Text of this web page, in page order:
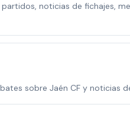
noticias de fichajes,
sobre Jaén CF y noticias